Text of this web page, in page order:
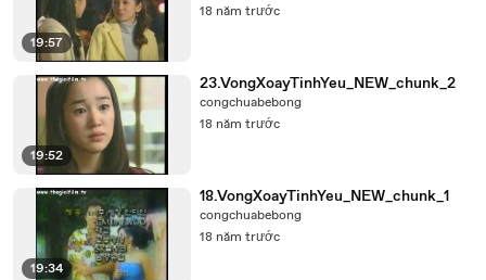
19:57
18 năm trước
19:52
23.VongXoayTinhYeu_NEW_chunk_2
congchuabebong
18 năm trước
19:34
18.VongXoayTinhYeu_NEW_chunk_1
congchuabebong
18 năm trước